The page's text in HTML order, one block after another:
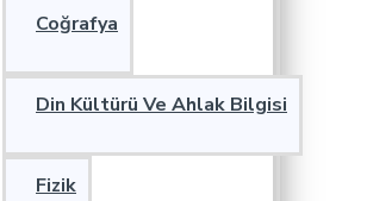
Coğrafya
Din Kültürü Ve Ahlak Bilgisi
Fizik